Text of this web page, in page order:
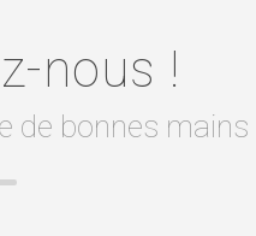
nous !
de bonnes mains